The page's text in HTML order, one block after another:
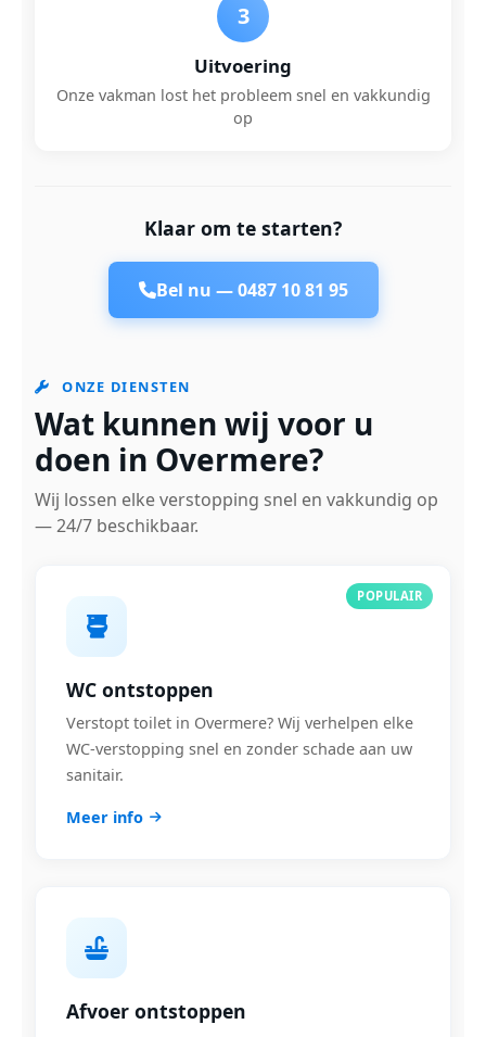
3
Uitvoering
Onze vakman lost het probleem snel en vakkundig
op
Klaar om te starten?
Bel nu —0487 10 81 95
ONZE DIENSTEN
Wat kunnen wij voor u
doen in Overmere?
Wij lossen elke verstopping snel en vakkundig op
— 24/7 beschikbaar.
POPULAIR
WC ontstoppen
Verstopt toilet in Overmere? Wij verhelpen elke
WC-verstopping snel en zonder schade aan uw
sanitair.
Meer info
Afvoer ontstoppen